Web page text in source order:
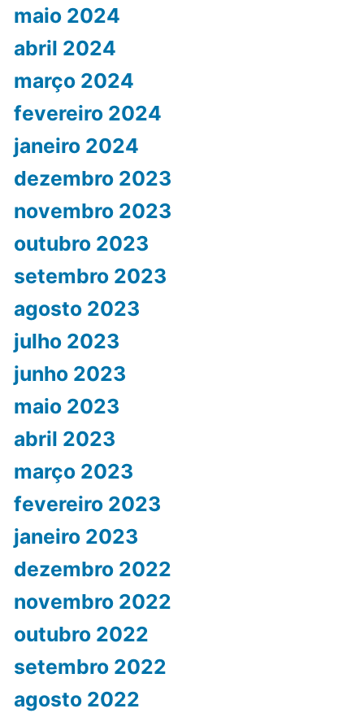
maio 2024
abril 2024
março 2024
fevereiro 2024
janeiro 2024
dezembro 2023
novembro 2023
outubro 2023
setembro 2023
agosto 2023
julho 2023
junho 2023
maio 2023
abril 2023
março 2023
fevereiro 2023
janeiro 2023
dezembro 2022
novembro 2022
outubro 2022
setembro 2022
agosto 2022